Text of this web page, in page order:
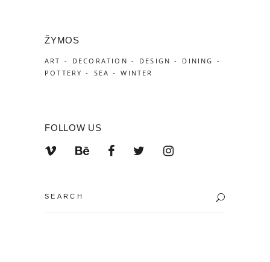
ŽYMOS
ART DECORATION DESIGN
DINING
POTTERY
SEA WINTER
FOLLOW US
for: